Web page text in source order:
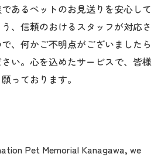
あるペットのお見送りを安心して
、信頼のおけるスタッフが対応さ
、何かご不明点がございましたら
い。心を込めたサービスで、皆様
っております。
Pet Memorial Kanagawa, we